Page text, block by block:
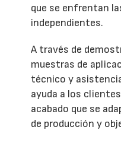
que se enfrentan
independientes.
A través de
muestras de
técnico y
ayuda a los
acabado que se
de producción y